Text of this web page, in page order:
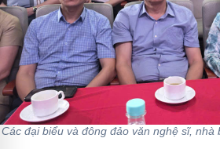
Các đại biểu và đông đảo văn nghệ sĩ, nhà